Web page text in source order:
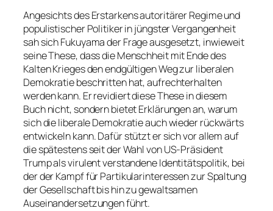
Angesichts des Erstarkens autoritärer Regime und
populistischer Politiker in jüngster Vergangenheit
sah sich Fukuyama der Frage ausgesetzt, inwieweit
seine These, dass die Menschheit mit Ende des
Kalten Krieges den endgültigen Weg zur liberalen
Demokratie beschritten hat, aufrechterhalten
werden kann. Er revidiert diese These in diesem
Buch nicht, sondern bietet Erklärungen an, warum
sich die liberale Demokratie auch wieder rückwärts
entwickeln kann. Dafür stützt er sich vor allem auf
die spätestens seit der Wahl von US-Präsident
Trump als virulent verstandene Identitätspolitik, bei
der der Kampf für Partikularinteressen zur Spaltung
der Gesellschaft bis hin zu gewaltsamen
Auseinandersetzungen führt.